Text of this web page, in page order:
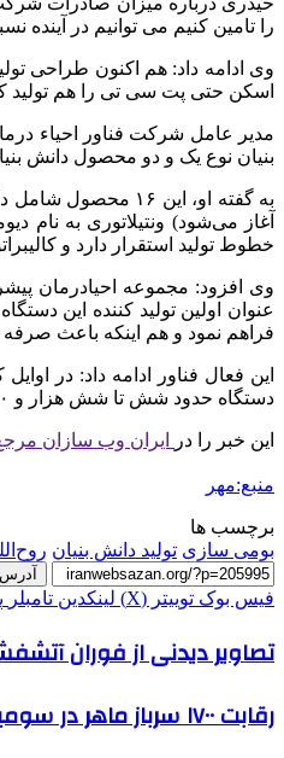
را تامین کنیم می توانیم در
اسکن حتی پت سی تی را هم تولید
بنیان نوع یک و دو محصول دانش بنیان نوع ۲ است. بنابراین طبق رویکرد ارزیابی های اخیر معاونت علمی شرکت
به گفته او، این
آغاز می‌شود) ونتیلاتوری به
خطوط تولید استقرار دارد و
وی افزود: مجموعه احیادرمان
عنوان اولین تولید کننده این
فراهم نمود و هم اینکه باعث صرفه جویی ارزی
دستگاه حدود شش تا شش هزار و ۵۰۰ دلار این تجهیزات را در اختیار وزارت بهداشت قرار داد.
این خبر را در ایران وب سازان
منبع:مهر
برچسب ها
بومی سازی تولید دانش بنیان
فیس بوک توییتر (X) لینکدین ‫تامبلر
تصاویر دیدنی از فوران
رقابت ۱۷۰۰ سرباز ماهر در سومین مرحله مسابقات مهارتی